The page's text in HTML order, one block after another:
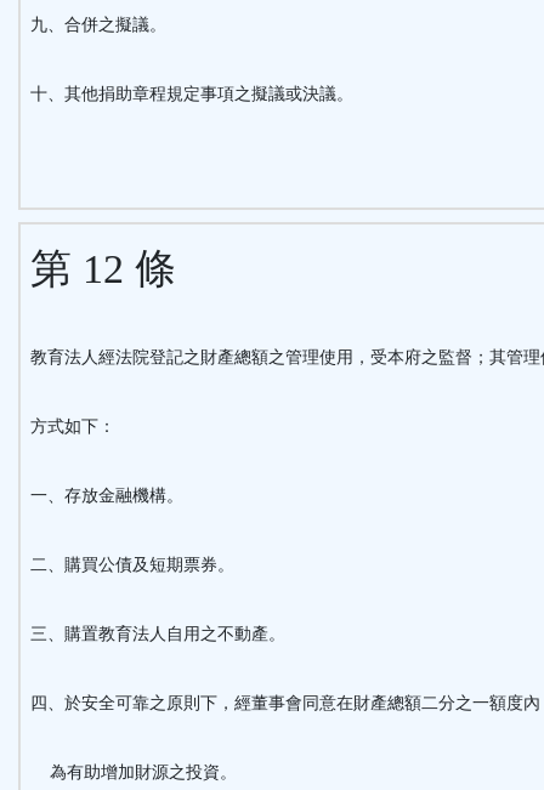
九、合併之擬議。
十、其他捐助章程規定事項之擬議或決議。
第 12 條
教育法人經法院登記之財產總額之管理使用，受本府之監督；其管理
方式如下：
一、存放金融機構。
二、購買公債及短期票券。
三、購置教育法人自用之不動產。
四、於安全可靠之原則下，經董事會同意在財產總額二分之一額度內
為有助增加財源之投資。